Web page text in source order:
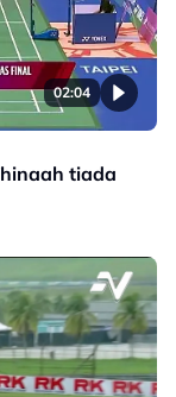
02:04
tiada